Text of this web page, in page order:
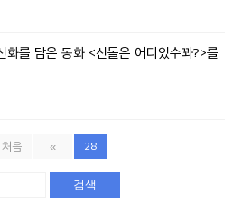
화를 담은 동화 <신돌은 어디있수꽈?>를
처음 « 28
검색